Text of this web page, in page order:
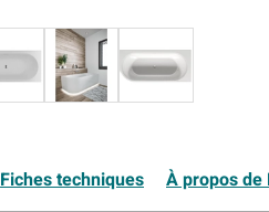
Fiches techniques À propos de